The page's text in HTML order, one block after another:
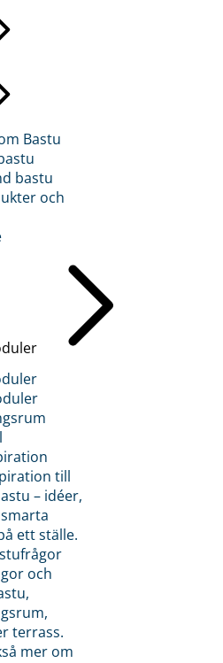
Bastu
bastu
och
till
– idéer,
ett ställe.
och
terrass.
mer om